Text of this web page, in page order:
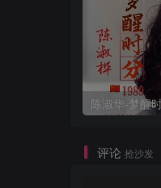
评论 抢沙发